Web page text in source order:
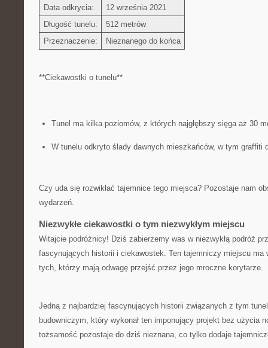
Data odkrycia:
12 września 2021
Długość tunelu:
512 metrów
Przeznaczenie:
Nieznanego do końca
**Ciekawostki o tunelu**
Tunel ma​ kilka poziomów,⁣ z których najgłębszy sięga aż 30
W tunelu odkryto ⁢ślady dawnych mieszkańców, w tym ⁢graffiti
Czy uda się rozwikłać tajemnice tego⁢ miejsca?⁤ Pozostaje nam
wydarzeń.
Niezwykłe ⁤ciekawostki o tym niezwykłym miejscu
Witajcie podróżnicy! Dziś zabierzemy was w ⁤niezwykłą‌ podróż
fascynujących ⁤historii i ciekawostek. Ten tajemniczy miejscu ma
tych, którzy mają odwagę przejść przez jego mroczne korytarze.
Jedną ⁢z najbardziej fascynujących historii związanych z tym
‌budowniczym, który wykonał ten imponujący projekt bez​ użycia
tożsamość pozostaje ‌do dziś nieznana, co tylko dodaje